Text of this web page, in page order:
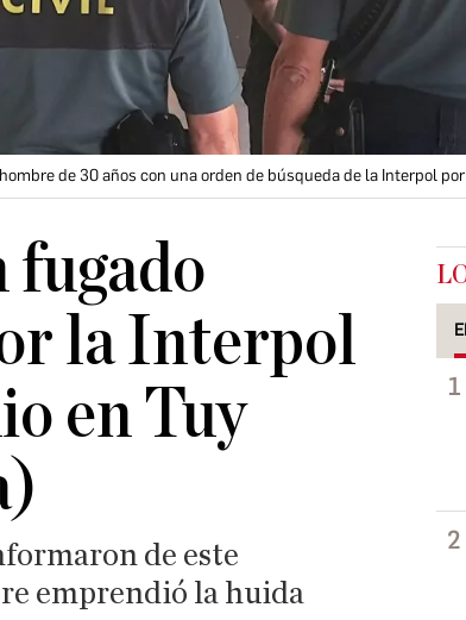
de 30 años con una orden de búsqueda de la Interpol
fugado
la Interpol
en Tuy
de este
emprendió la huida